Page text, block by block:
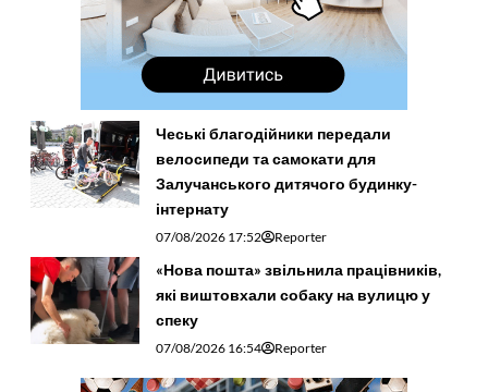
Чеські благодійники передали
велосипеди та самокати для
Залучанського дитячого будинку-
інтернату
07/08/2026 17:52 Reporter
«Нова пошта» звільнила працівників,
які виштовхали собаку на вулицю у
спеку
07/08/2026 16:54 Reporter